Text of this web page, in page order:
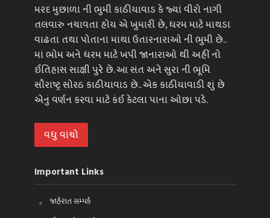
મરદ મુછાળા ની ભુમી કાઠીયાવાડ કે જ્યાં વીરો નાગી
તલવારુ નચાવતા હોય એ ખુમારી છે, ધરમ માટે માથડા
વાઢતા તથા પોતાના માથા ઉતારનારાઓ ની ભુમી છે..
માં ભોમ અને ધરમ માટે ખપી જાનારાઓ થી અહીં નો
ઈતિહાસ સાક્ષી પુરે છે. આ સંત અને સુરા ની ભૂમિ
સૌરાષ્ટ્ર સોરઠ કાઠીયાવાડ છે.. એક કાઠીયાવાડી શું છે
એનું વર્ણન કરવા માટે કંઈ કેટલા પાના ઓછા પડે.
વધુ વાંચો
Important Links
જાહેરાત સમ્પર્ક